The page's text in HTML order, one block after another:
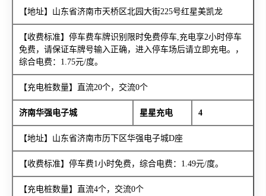
【地址】山东省济南市天桥区北园大街225号红星美凯龙
【收费标准】停车费车牌识别限时免费停车,充电享2小时停车
免费，请保证车牌号输入正确，进入停车场后请立即充电。，
综合电费：1.75元/度。
【充电桩数量】直流20个，交流0个
济南华强电子城 星星充电 4
【地址】山东省济南市历下区华强电子城D座
【收费标准】停车费1小时免费，综合电费：1.49元/度。
【充电桩数量】直流4个，交流0个